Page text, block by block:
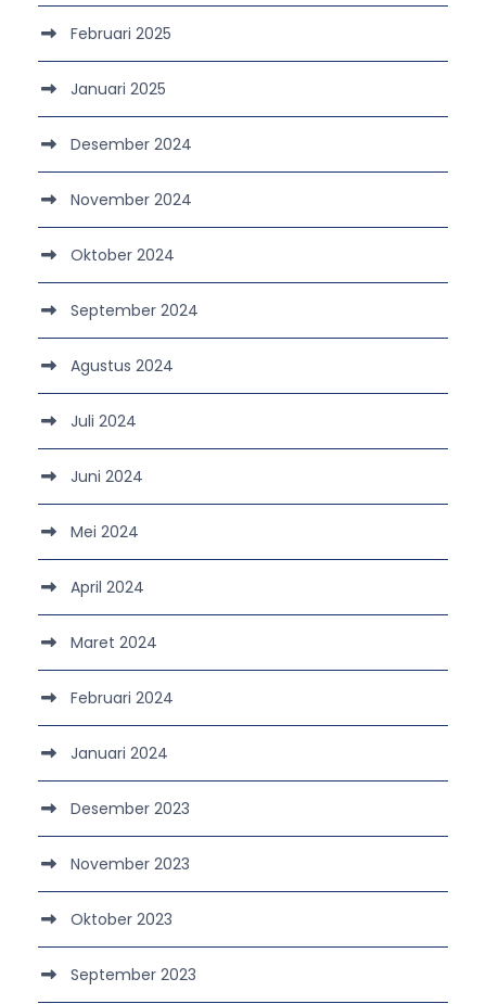
Februari 2025
Januari 2025
Desember 2024
November 2024
Oktober 2024
September 2024
Agustus 2024
Juli 2024
Juni 2024
Mei 2024
April 2024
Maret 2024
Februari 2024
Januari 2024
Desember 2023
November 2023
Oktober 2023
September 2023